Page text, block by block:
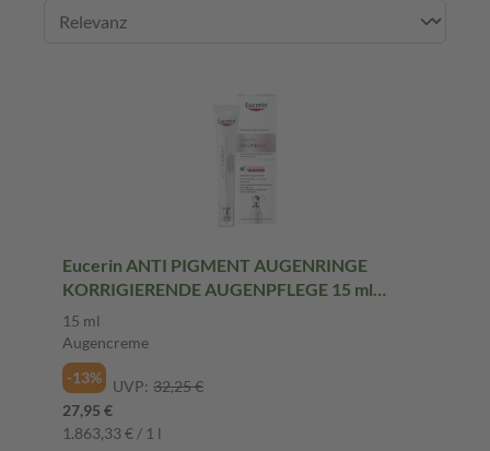
Eucerin ANTI PIGMENT AUGENRINGE
KORRIGIERENDE AUGENPFLEGE 15 ml
Augencreme
15 ml
Augencreme
-13%
UVP: 32,25 €
27,95 €
1.863,33 € / 1 l